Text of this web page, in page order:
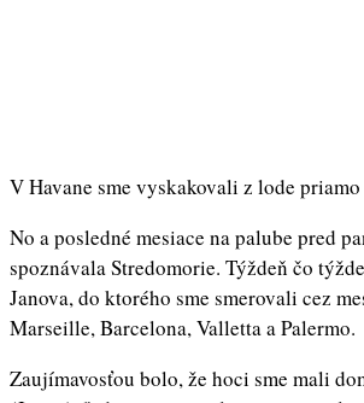
V Havane sme vyskakovali z lode
No a posledné mesiace na palube pred
spoznávala Stredomorie. Týždeň čo
Janova, do ktorého sme smerovali cez
Marseille, Barcelona, Valletta a Palermo.
Zaujímavosťou bolo, že hoci sme mali